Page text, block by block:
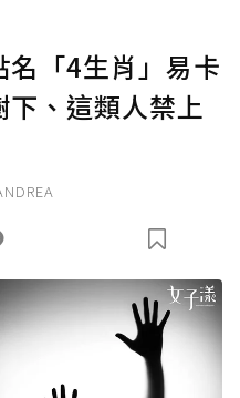
確認送出
點；前往 購買點數
名「4生肖」易卡
、這類人禁上